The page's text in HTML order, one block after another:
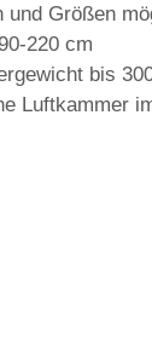
und Größen
220 cm
bis
Luftkammer